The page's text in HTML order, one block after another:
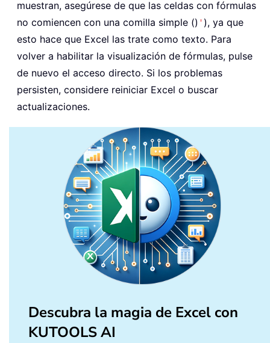
muestran, asegúrese de que las celdas con fórmulas
no comiencen con una comilla simple () ' ), ya que
esto hace que Excel las trate como texto. Para
volver a habilitar la visualización de fórmulas, pulse
de nuevo el acceso directo. Si los problemas
persisten, considere reiniciar Excel o buscar
actualizaciones.
Descubra la magia de Excel con
KUTOOLS AI